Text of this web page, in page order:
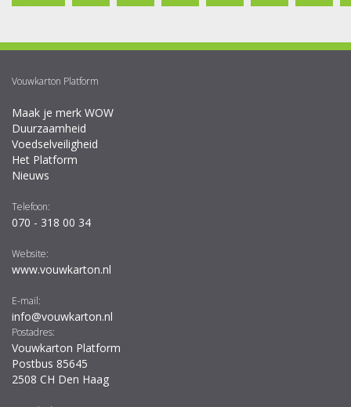
Vouwkarton Platform
Maak je merk WOW
Duurzaamheid
Voedselveiligheid
Het Platform
Nieuws
Telefoon:
070 - 318 00 34
Website:
www.vouwkarton.nl
E-mail:
info@vouwkarton.nl
Postadres:
Vouwkarton Platform
Postbus 85645
2508 CH Den Haag